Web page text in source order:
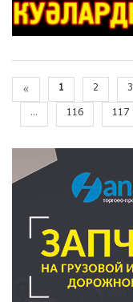
« 1 2 3
...
116 117